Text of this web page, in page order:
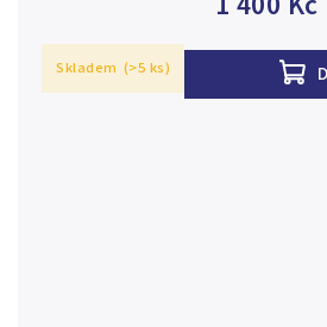
Skladem (>5 ks)